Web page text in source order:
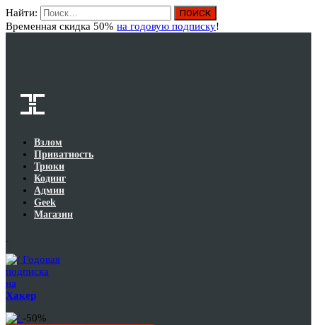
Найти:
Временная скидка 50% на годовую подписку!
Взлом
Приватность
Трюки
Кодинг
Админ
Geek
Магазин
Годовая
подписка
на
Хакер
-50%